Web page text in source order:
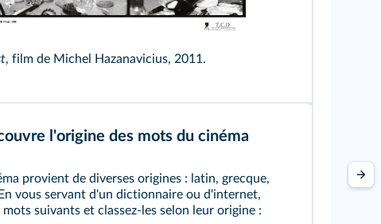
- Studio 37 - La Classe Américaine - JD Prod/DR/TCD
, film de Michel Hazanavicius, 2011.
l'origine des mots du cinéma
provient de diverses origines : latin, grecque,
vous servant d'un dictionnaire ou d'internet,
suivants et classez-les selon leur origine :